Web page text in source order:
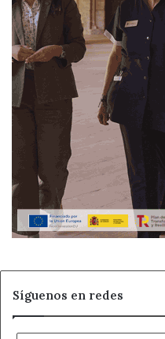
cuadros.
Ahora León
Noticias de León
Síguenos en redes